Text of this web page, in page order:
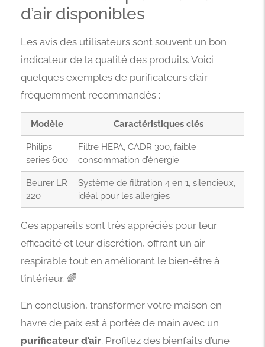
d’air disponibles
Les avis des utilisateurs sont souvent un bon
indicateur de la qualité des produits. Voici
quelques exemples de purificateurs d’air
fréquemment recommandés :
Modèle Caractéristiques clés
Philips
series 600
Filtre HEPA, CADR 300, faible
consommation d’énergie
Beurer LR
220
Système de filtration 4 en 1, silencieux,
idéal pour les allergies
Ces appareils sont très appréciés pour leur
efficacité et leur discrétion, offrant un air
respirable tout en améliorant le bien-être à
l’intérieur. 🌈
En conclusion, transformer votre maison en
havre de paix est à portée de main avec un
purificateur d’air. Profitez des bienfaits d’une